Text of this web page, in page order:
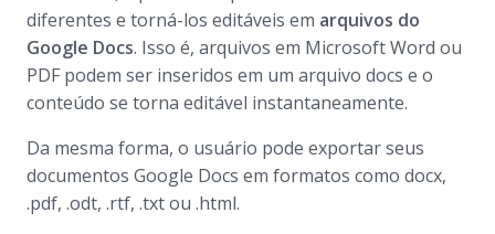
diferentes e torná-los editáveis em arquivos do
Google Docs. Isso é, arquivos em Microsoft Word ou
PDF podem ser inseridos em um arquivo docs e o
conteúdo se torna editável instantaneamente.
Da mesma forma, o usuário pode exportar seus
documentos Google Docs em formatos como docx,
.pdf, .odt, .rtf, .txt ou .html.